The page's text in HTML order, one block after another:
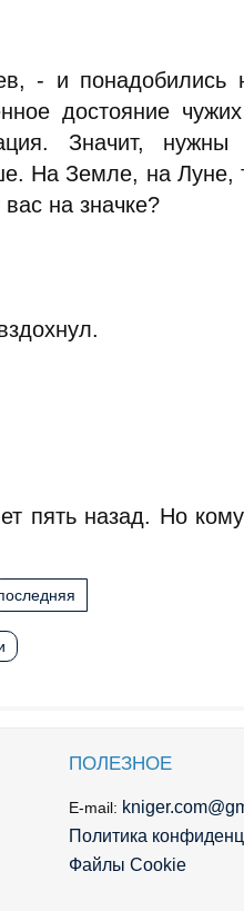
- и
достояние
Значит,
На Земле, на Луне,
на значке?
пять назад. Но
ПОЛЕЗНОЕ
E-mail:
Политика
Файлы Cookie